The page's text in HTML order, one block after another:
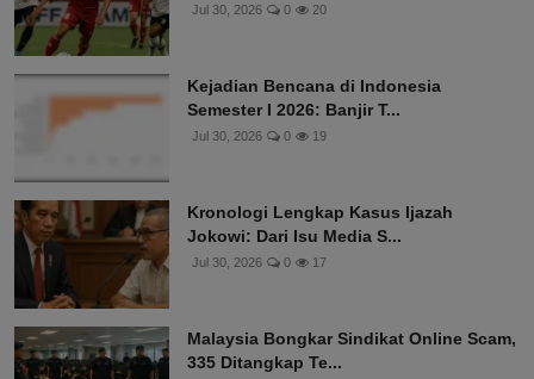
Jul 30, 2026 0 20
Kejadian Bencana di Indonesia
Semester I 2026: Banjir T...
Jul 30, 2026 0 19
Kronologi Lengkap Kasus Ijazah
Jokowi: Dari Isu Media S...
Jul 30, 2026 0 17
Malaysia Bongkar Sindikat Online Scam,
335 Ditangkap Te...